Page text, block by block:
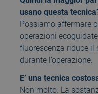
usano questa
Possiamo affermare
operazioni
fluorescenza riduce il
durante l’operazione.
E’ una tecnica
Non molto. La